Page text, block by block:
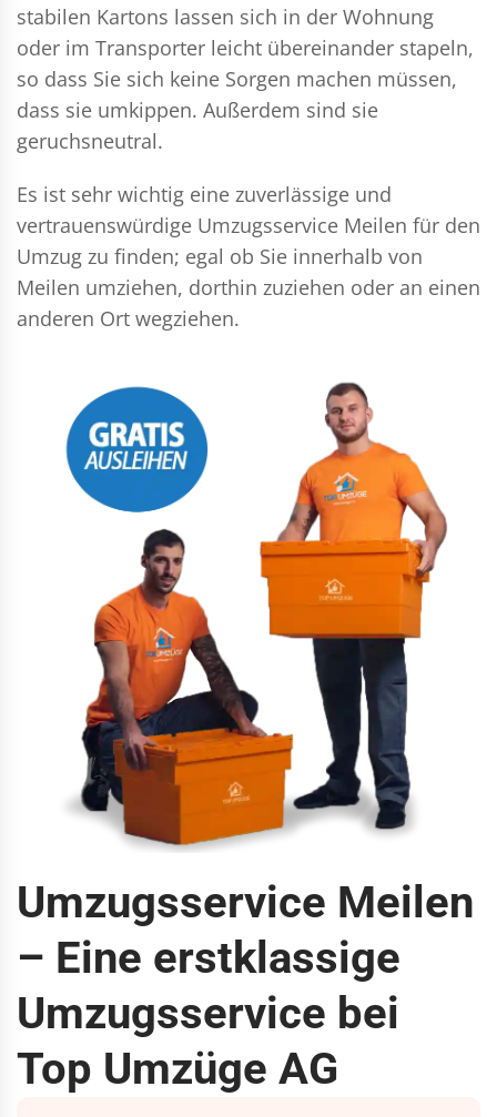
stabilen Kartons lassen sich in der Wohnung
oder im Transporter leicht übereinander stapeln,
so dass Sie sich keine Sorgen machen müssen,
dass sie umkippen. Außerdem sind sie
geruchsneutral.
Es ist sehr wichtig eine zuverlässige und
vertrauenswürdige Umzugsservice Meilen für den
Umzug zu finden; egal ob Sie innerhalb von
Meilen umziehen, dorthin zuziehen oder an einen
anderen Ort wegziehen.
Umzugsservice Meilen
– Eine erstklassige
Umzugsservice bei
Top Umzüge AG